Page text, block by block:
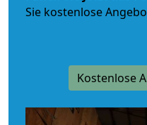
Sie kostenlose
Kostenlose